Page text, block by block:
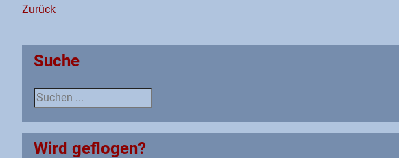
Zurück
Suche
Suche
Wird geflogen?